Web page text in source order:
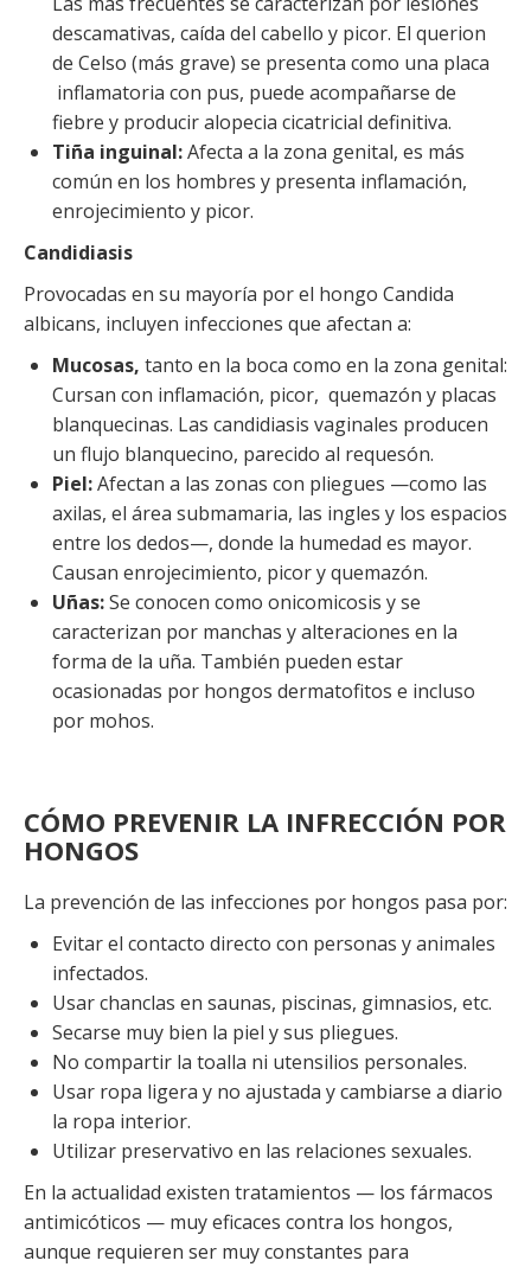
descamativas, caída del cabello y picor. El querion
de Celso (más grave) se presenta como una placa
inflamatoria con pus, puede acompañarse de
fiebre y producir alopecia cicatricial definitiva.
Tiña inguinal:Afecta a la zona genital, es más
común en los hombres y presenta inflamación,
enrojecimiento y picor.
Candidiasis
Provocadas en su mayoría por el hongo Candida
albicans, incluyen infecciones que afectan a:
Mucosas, tanto en la boca como en la zona genital:
Cursan con inflamación, picor, quemazón y placas
blanquecinas. Las candidiasis vaginales producen
un flujo blanquecino, parecido al requesón.
Piel:Afectan a las zonas con pliegues —como las
axilas, el área submamaria, las ingles y los espacios
entre los dedos—, donde la humedad es mayor.
Causan enrojecimiento, picor y quemazón.
Uñas:Se conocen como onicomicosis y se
caracterizan por manchas y alteraciones en la
forma de la uña. También pueden estar
ocasionadas por hongos dermatofitos e incluso
por mohos.
CÓMO PREVENIR LA INFRECCIÓN POR
HONGOS
La prevención de las infecciones por hongos pasa por:
Evitar el contacto directo con personas y animales
infectados.
Usar chanclas en saunas, piscinas, gimnasios, etc.
Secarse muy bien la piel y sus pliegues.
No compartir la toalla ni utensilios personales.
Usar ropa ligera y no ajustada y cambiarse a diario
la ropa interior.
Utilizar preservativo en las relaciones sexuales.
En la actualidad existen tratamientos — los fármacos
antimicóticos — muy eficaces contra los hongos,
aunque requieren ser muy constantes para